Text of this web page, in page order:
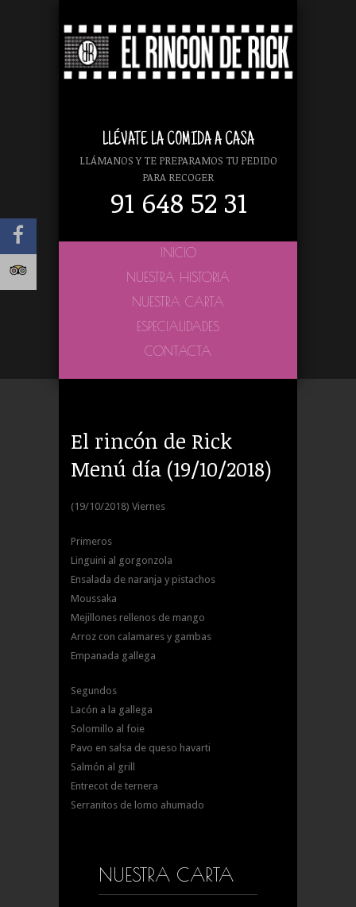
LLÉVATE LA COMIDA A CASA
LLÁMANOS Y TE PREPARAMOS TU PEDIDO
PARA RECOGER
91 648 52 31
INICIO
NUESTRA HISTORIA
NUESTRA CARTA
ESPECIALIDADES
CONTACTA
El rincón de Rick
Menú día (19/10/2018)
(19/10/2018) Viernes
Primeros
Linguini al gorgonzola
Ensalada de naranja y pistachos
Moussaka
Mejillones rellenos de mango
Arroz con calamares y gambas
Empanada gallega
Segundos
Lacón a la gallega
Solomillo al foie
Pavo en salsa de queso havarti
Salmón al grill
Entrecot de ternera
Serranitos de lomo ahumado
NUESTRA CARTA